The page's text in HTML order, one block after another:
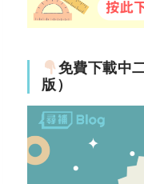
免費下載中
版）